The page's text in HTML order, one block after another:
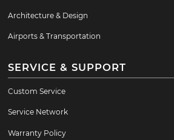
Architecture & Design
Airports & Transportation
SERVICE & SUPPORT
Custom Service
Service Network
Warranty Policy